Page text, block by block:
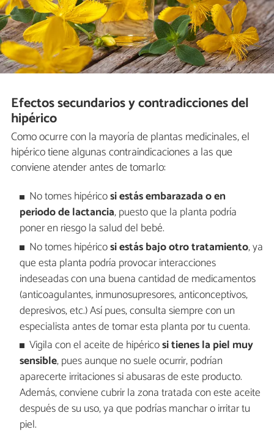
Efectos secundarios y contradicciones del
hipérico
Como ocurre con la mayoría de plantas medicinales, el
hipérico tiene algunas contraindicaciones a las que
conviene atender antes de tomarlo:
No tomes hipéricosi estás embarazada o en
periodo de lactancia, puesto que la planta podría
poner en riesgo la salud del bebé.
No tomes hipéricosi estás bajo otro tratamiento, ya
que esta planta podría provocar interacciones
indeseadas con una buena cantidad de medicamentos
(anticoagulantes, inmunosupresores, anticonceptivos,
depresivos, etc.) Así pues, consulta siempre con un
especialista antes de tomar esta planta por tu cuenta.
Vigila con el aceite de hipéricosi tienes la piel muy
sensible, pues aunque no suele ocurrir, podrían
aparecerte irritaciones si abusaras de este producto.
Además, conviene cubrir la zona tratada con este aceite
después de su uso, ya que podrías manchar o irritar tu
piel.